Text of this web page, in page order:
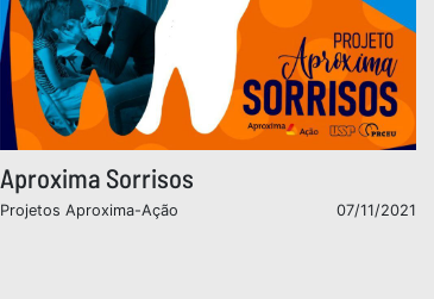
Aproxima Sorrisos
07/11/2021
Projetos Aproxima-Ação